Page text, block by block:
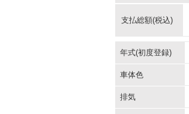
支払総額(税込)
年式(初度登録)
車体色
排気